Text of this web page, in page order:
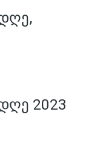
2023